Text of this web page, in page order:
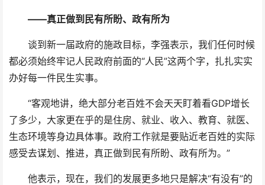
——真正做到民有所盼、政有所为
谈到新一届政府的施政目标，李强表示，我们任何时候
都必须始终牢记人民政府前面的“人民”这两个字，扎扎实实
办好每一件民生实事。
“客观地讲，绝大部分老百姓不会天天盯着看GDP增长
了多少，大家更在乎的是住房、就业、收入、教育、就医、
生态环境等身边具体事。政府工作就是要贴近老百姓的实际
感受去谋划、推进，真正做到民有所盼、政有所为。”
他表示，现在，我们的发展更多地只是解决“有没有”的